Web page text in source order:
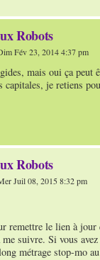
Robots
Fév 23, 2014 4:37 pm
mais oui ça peut
capitales, je retiens
Robots
Juil 08, 2015 8:32 pm
remettre le lien à jour
suivre. Si vous
métrage stop-mo